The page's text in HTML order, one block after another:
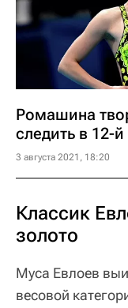
Ромашина
следить в 12-
3 августа 2021, 18:20
Классик
золото
Муса Евлоев
весовой